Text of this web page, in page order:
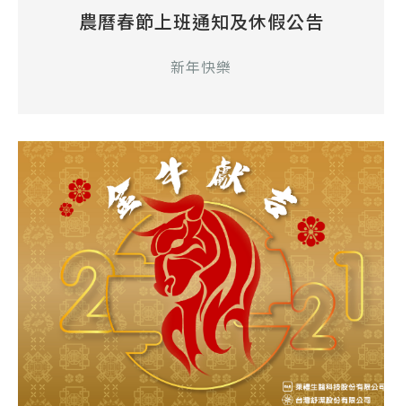
農曆春節上班通知及休假公告
新年快樂